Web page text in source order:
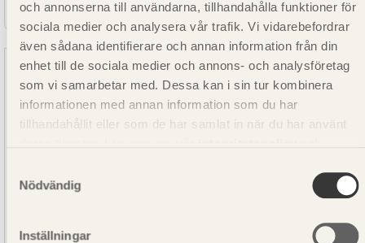
och annonserna till användarna, tillhandahålla funktioner för
sociala medier och analysera vår trafik. Vi vidarebefordrar
även sådana identifierare och annan information från din
enhet till de sociala medier och annons- och analysföretag
som vi samarbetar med. Dessa kan i sin tur kombinera
informationen med annan information som du har
tillhandahållit eller som de har samlat in när du har använt
Nödvändig
Inställningar